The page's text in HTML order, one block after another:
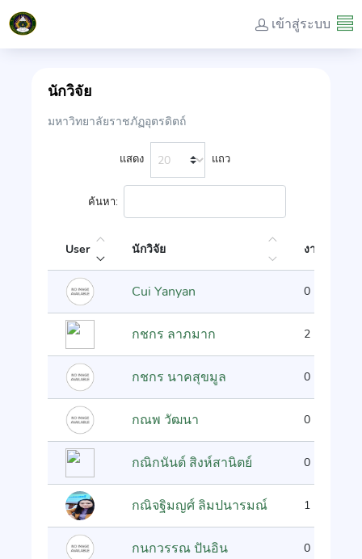
เข้าสู่ระบบ
นักวิจัย
มหาวิทยาลัยราชภัฏอุตรดิตถ์
แสดง แถว
ค้นหา:
User นักวิจัย งานวิจัย
Cui Yanyan 0
กชกร ลาภมาก 2
กชกร นาคสุขมูล 0
กณพ วัฒนา 0
กณิกนันต์ สิงห์สานิตย์ 0
กณิจฐิมญศ์ ลิมปนารมณ์ 1
กนกวรรณ ปันอิน 0